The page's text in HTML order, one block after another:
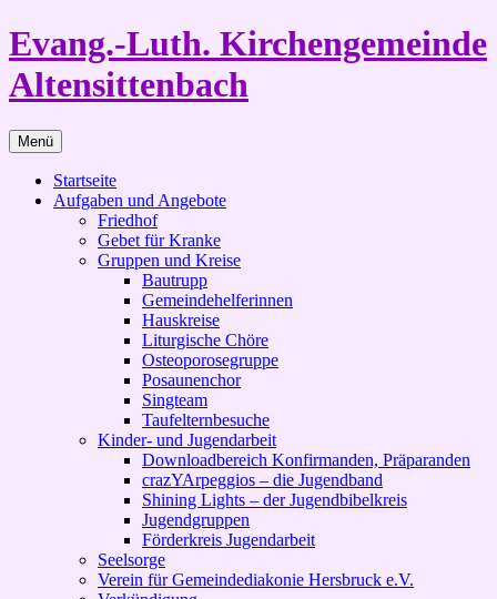
Zum
Inhalt
springen
Evang.-Luth. Kirchengemeinde
Altensittenbach
Menü
Startseite
Aufgaben und Angebote
Friedhof
Gebet für Kranke
Gruppen und Kreise
Bautrupp
Gemeindehelferinnen
Hauskreise
Liturgische Chöre
Osteoporosegruppe
Posaunenchor
Singteam
Taufelternbesuche
Kinder- und Jugendarbeit
Downloadbereich Konfirmanden, Präparanden
crazYArpeggios – die Jugendband
Shining Lights – der Jugendbibelkreis
Jugendgruppen
Förderkreis Jugendarbeit
Seelsorge
Verein für Gemeindediakonie Hersbruck e.V.